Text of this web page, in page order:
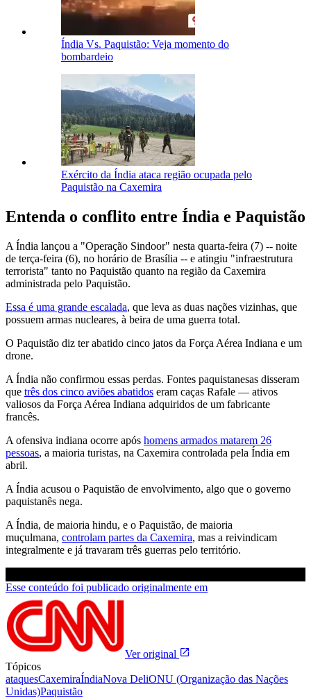
Índia Vs. Paquistão: Veja momento do
bombardeio
Exército da Índia ataca região ocupada pelo
Paquistão na Caxemira
Entenda o conflito entre Índia e Paquistão
A Índia lançou a "Operação Sindoor" nesta quarta-feira (7) -- noite
de terça-feira (6), no horário de Brasília -- e atingiu "infraestrutura
terrorista" tanto no Paquistão quanto na região da Caxemira
administrada pelo Paquistão.
Essa é uma grande escalada, que leva as duas nações vizinhas, que
possuem armas nucleares, à beira de uma guerra total.
O Paquistão diz ter abatido cinco jatos da Força Aérea Indiana e um
drone.
A Índia não confirmou essas perdas. Fontes paquistanesas disseram
que três dos cinco aviões abatidos eram caças Rafale — ativos
valiosos da Força Aérea Indiana adquiridos de um fabricante
francês.
A ofensiva indiana ocorre após homens armados matarem 26
pessoas, a maioria turistas, na Caxemira controlada pela Índia em
abril.
A Índia acusou o Paquistão de envolvimento, algo que o governo
paquistanês nega.
A Índia, de maioria hindu, e o Paquistão, de maioria
muçulmana, controlam partes da Caxemira, mas a reivindicam
integralmente e já travaram três guerras pelo território.
Esse conteúdo foi publicado originalmente em
Ver original
Tópicos
ataquesCaxemiraÍndiaNova DeliONU (Organização das Nações
Unidas)Paquistão